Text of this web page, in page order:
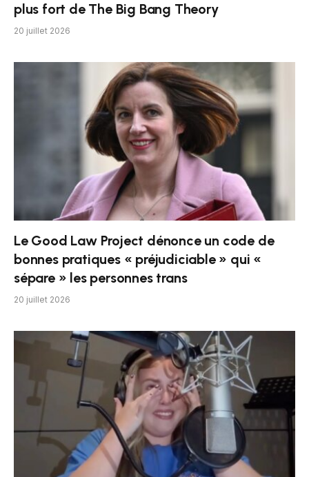
plus fort de The Big Bang Theory
20 juillet 2026
Le Good Law Project dénonce un code de
bonnes pratiques « préjudiciable » qui «
sépare » les personnes trans
20 juillet 2026